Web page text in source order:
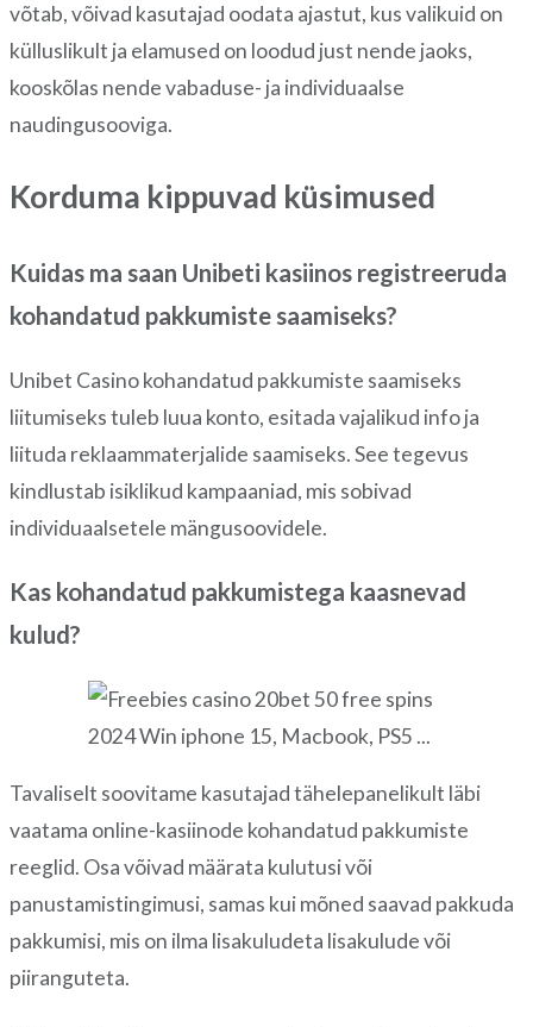
võtab, võivad kasutajad oodata ajastut, kus valikuid on
külluslikult ja elamused on loodud just nende jaoks,
kooskõlas nende vabaduse- ja individuaalse
naudingusooviga.
Korduma kippuvad küsimused
Kuidas ma saan Unibeti kasiinos registreeruda
kohandatud pakkumiste saamiseks?
Unibet Casino kohandatud pakkumiste saamiseks
liitumiseks tuleb luua konto, esitada vajalikud info ja
liituda reklaammaterjalide saamiseks. See tegevus
kindlustab isiklikud kampaaniad, mis sobivad
individuaalsetele mängusoovidele.
Kas kohandatud pakkumistega kaasnevad
kulud?
Tavaliselt soovitame kasutajad tähelepanelikult läbi
vaatama online-kasiinode kohandatud pakkumiste
reeglid. Osa võivad määrata kulutusi või
panustamistingimusi, samas kui mõned saavad pakkuda
pakkumisi, mis on ilma lisakuludeta lisakulude või
piiranguteta.